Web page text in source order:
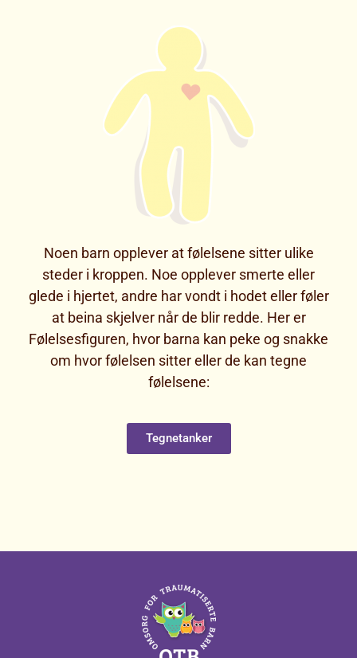
Noen barn opplever at følelsene sitter ulike
steder i kroppen. Noe opplever smerte eller
glede i hjertet, andre har vondt i hodet eller føler
at beina skjelver når de blir redde. Her er
Følelsesfiguren, hvor barna kan peke og snakke
om hvor følelsen sitter eller de kan tegne
følelsene:
Tegnetanker